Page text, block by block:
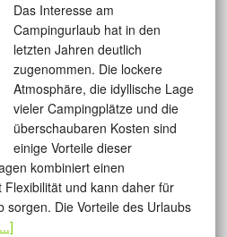
Das Interesse am
Campingurlaub hat in den
letzten Jahren deutlich
zugenommen. Die lockere
Atmosphäre, die idyllische Lage
vieler Campingplätze und die
überschaubaren Kosten sind
einige Vorteile dieser
kombiniert einen
und kann daher für
sorgen. Die Vorteile des Urlaubs